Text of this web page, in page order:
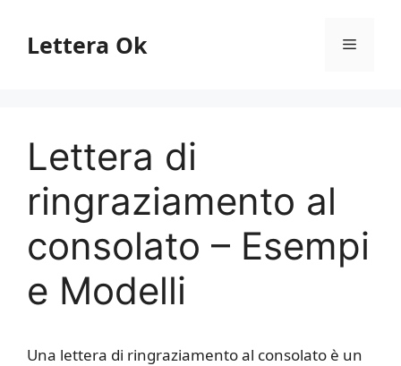
contenuto
Lettera Ok Menu
Lettera di
ringraziamento al
consolato – Esempi
e Modelli
Una lettera di ringraziamento al consolato è un